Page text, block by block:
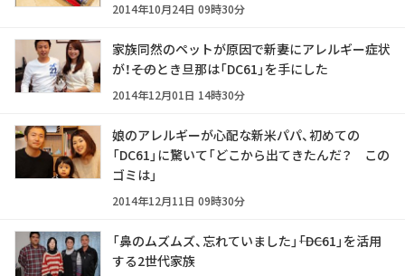
2014年10月24日 09時30分
家族同然のペットが原因で新妻にアレルギー症状
が！――そのとき旦那は「DC61」を手にした
2014年12月01日 14時30分
娘のアレルギーが心配な新米パパ、初めての
「DC61」に驚いて「どこから出てきたんだ？ この
ゴミは」
2014年12月11日 09時30分
「鼻のムズムズ、忘れていました」――「DC61」を活用
する2世代家族